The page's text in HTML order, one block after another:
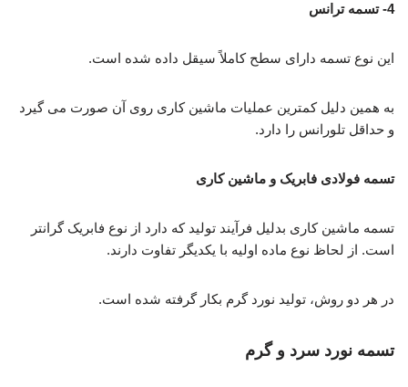
4- تسمه ترانس
این نوع تسمه دارای سطح کاملاً سیقل داده شده است.
به همین دلیل کمترین عملیات ماشین کاری روی آن صورت می گیرد
و حداقل تلورانس را دارد.
تسمه فولادی فابریک و ماشین کاری
تسمه ماشین کاری بدلیل فرآیند تولید که دارد از نوع فابریک گرانتر
است. از لحاظ نوع ماده اولیه با یکدیگر تفاوت دارند.
در هر دو روش، تولید نورد گرم بکار گرفته شده است.
تسمه نورد سرد و گرم